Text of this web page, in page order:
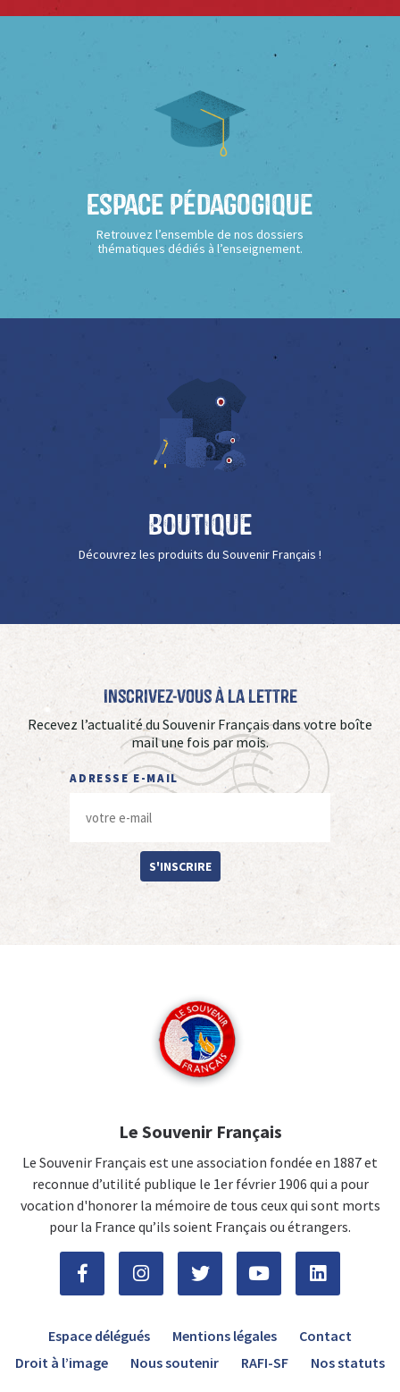
Espace Pédagogique
Retrouvez l’ensemble de nos dossiers
thématiques dédiés à l’enseignement.
Boutique
Découvrez les produits du Souvenir Français !
Inscrivez-vous à La Lettre
Recevez l’actualité du Souvenir Français dans votre boîte
mail une fois par mois.
ADRESSE E-MAIL
S'INSCRIRE
Le Souvenir Français
Le Souvenir Français est une association fondée en 1887 et
reconnue d’utilité publique le 1er février 1906 qui a pour
vocation d'honorer la mémoire de tous ceux qui sont morts
pour la France qu’ils soient Français ou étrangers.
Espace délégués Mentions légales
Contact
Droit à l’image
Nous soutenir RAFI-SF Nos statuts